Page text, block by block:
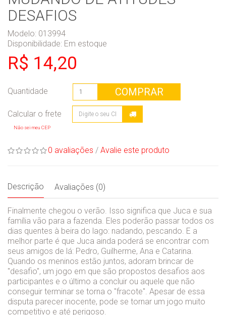
DESAFIOS
Modelo: 013994
Disponibilidade: Em estoque
R$ 14,20
Quantidade COMPRAR
Não sei meu CEP
0 avaliações / Avalie este produto
Descrição Avaliações (0)
Finalmente chegou o verão. Isso significa que Juca e sua
família vão para a fazenda. Eles poderão passar todos os
dias quentes à beira do lago: nadando, pescando. E a
melhor parte é que Juca ainda poderá se encontrar com
seus amigos de lá: Pedro, Guilherme, Ana e Catarina.
Quando os meninos estão juntos, adoram brincar de
''desafio'', um jogo em que são propostos desafios aos
participantes e o último a concluir ou aquele que não
conseguir terminar se torna o ''fracote''. Apesar de essa
disputa parecer inocente, pode se tornar um jogo muito
competitivo e até perigoso.